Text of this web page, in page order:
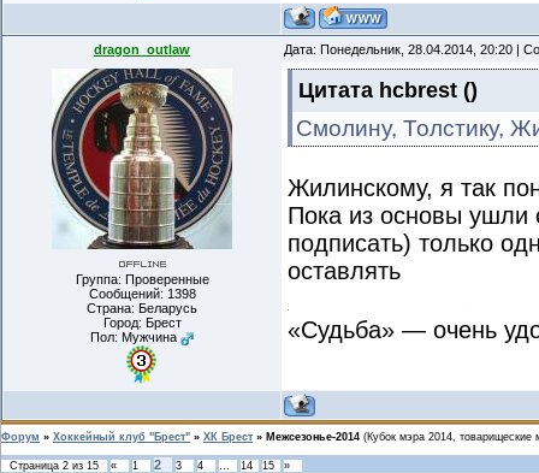
dragon_outlaw Дата: Понедельник, 28.04.2014, 20:20 |
Группа: Проверенные
Сообщений: 1398
Страна: Беларусь
Город: Брест
Пол: Мужчина
Цитата hcbrest ()
Смолину, Толстику,
Жилинскому, я так
Пока из основы
подписать) только
оставлять
«Судьба» — очень
Форум » Хоккейный клуб "Брест" » ХК Брест » Межсезонье-2014 (Кубок мэра 2014, товарищеские
Страница 2 из 15 « 1 2 3 4 … 14 15 »